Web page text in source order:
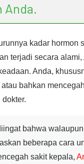
Anda.
kadar hormon
terjadi secara
Anda,
bahkan
bahwa
beberapa cara
sakit kepala,